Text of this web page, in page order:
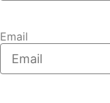
Email